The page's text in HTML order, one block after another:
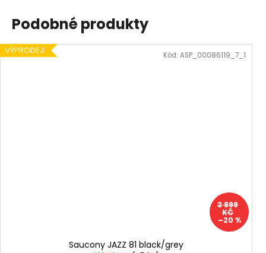
Podobné produkty
VÝPRODEJ
2 899
KČ
–20 %
Saucony JAZZ 81 black/grey
Kód: ASP_00086119_7_1